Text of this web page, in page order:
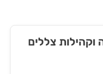
צללים